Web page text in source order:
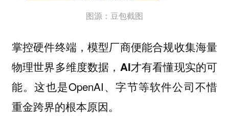
图源：豆包截图
掌控硬件终端，模型厂商便能合规收集海量
物理世界多维度数据，AI才有看懂现实的可
能。这也是OpenAI、字节等软件公司不惜
重金跨界的根本原因。